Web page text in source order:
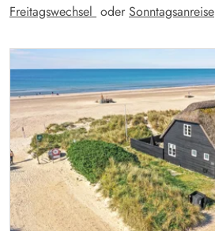
Freitagswechsel oder Sonntagsanreise